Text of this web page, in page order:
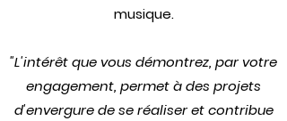
musique.
"L'intérêt que vous démontrez, par votre
engagement, permet à des projets
d'envergure de se réaliser et contribue